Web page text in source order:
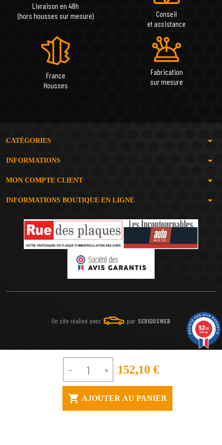
  152,10 €
 AJOUTER AU PANIER
Livraison en 48h
(hors housses sur mesure)
Conseil
et assistance
France
Housses
Fabrication
sur mesure
CATÉGORIES arrow_drop_down
INFORMATIONS arrow_drop_down
MON COMPTE CLIENT arrow_drop_down
INFORMATIONS BOUTIQUE EN LIGNE arrow_drop_down
Un site réalisé avec par SERIOUSWEB
9.2/10
1491 avis